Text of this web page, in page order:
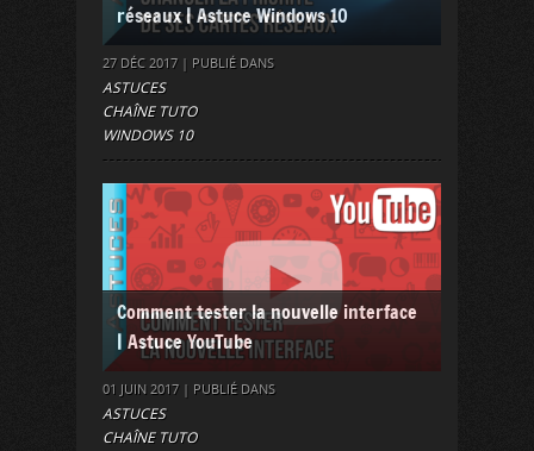
réseaux | Astuce Windows 10
27 DÉC 2017 | PUBLIÉ DANS
ASTUCES
CHAÎNE TUTO
WINDOWS 10
Comment tester la nouvelle interface
| Astuce YouTube
01 JUIN 2017 | PUBLIÉ DANS
ASTUCES
CHAÎNE TUTO